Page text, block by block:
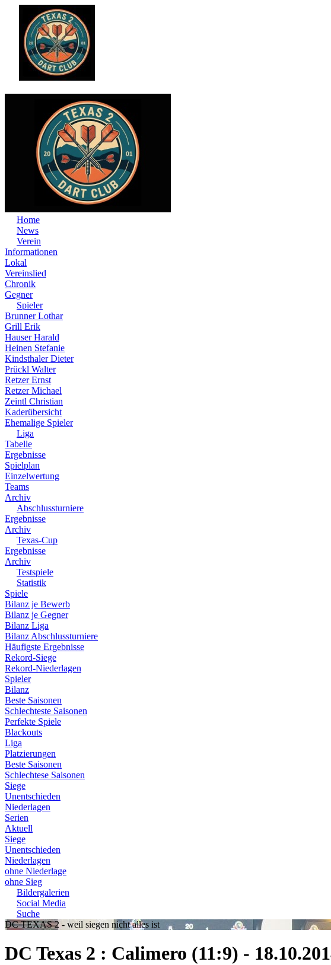
Home
News
Verein
Informationen
Lokal
Vereinslied
Chronik
Gegner
Spieler
Brunner Lothar
Grill Erik
Hauser Harald
Heinen Stefanie
Kindsthaler Dieter
Prückl Walter
Retzer Ernst
Retzer Michael
Zeintl Christian
Kaderübersicht
Ehemalige Spieler
Liga
Tabelle
Ergebnisse
Spielplan
Einzelwertung
Teams
Archiv
Abschlussturniere
Ergebnisse
Archiv
Texas-Cup
Ergebnisse
Archiv
Testspiele
Statistik
Spiele
Bilanz je Bewerb
Bilanz je Gegner
Bilanz Liga
Bilanz Abschlussturniere
Häufigste Ergebnisse
Rekord-Siege
Rekord-Niederlagen
Spieler
Bilanz
Beste Saisonen
Schlechteste Saisonen
Perfekte Spiele
Blackouts
Liga
Platzierungen
Beste Saisonen
Schlechtese Saisonen
Siege
Unentschieden
Niederlagen
Serien
Aktuell
Siege
Unentschieden
Niederlagen
ohne Niederlage
ohne Sieg
Bildergalerien
Social Media
Suche
DC TEXAS 2 - weil siegen nicht alles ist
DC Texas 2 : Calimero (11:9) -